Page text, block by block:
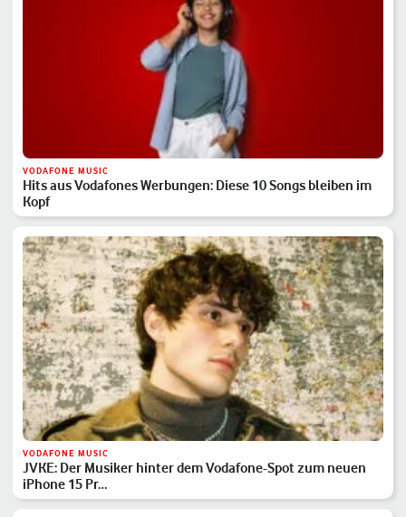
VODAFONE MUSIC
Hits aus Vodafones Werbungen: Diese 10 Songs bleiben im
Kopf
VODAFONE MUSIC
JVKE: Der Musiker hinter dem Vodafone-Spot zum neuen
iPhone 15 Pr…